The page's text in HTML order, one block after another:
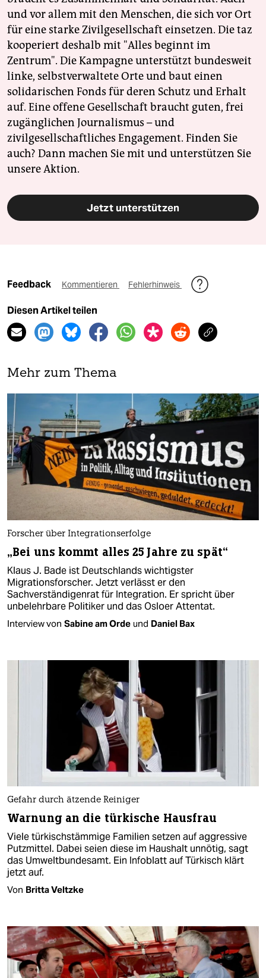
und vor allem mit den Menschen, die sich vor Ort
für eine starke Zivilgesellschaft einsetzen. Die taz
kooperiert deshalb mit "Alles beginnt im
Zentrum". Die Kampagne unterstützt bundesweit
linke, selbstverwaltete Orte und baut einen
solidarischen Fonds für deren Schutz und Erhalt
auf. Eine offene Gesellschaft braucht guten, frei
zugänglichen Journalismus – und
zivilgesellschaftliches Engagement. Finden Sie
auch? Dann machen Sie mit und unterstützen Sie
unsere Aktion.
Jetzt unterstützen
Feedback Kommentieren Fehlerhinweis
Diesen Artikel teilen
Mehr zum Thema
Forscher über Integrationserfolge
„Bei uns kommt alles 25 Jahre zu spät“
Klaus J. Bade ist Deutschlands wichtigster
Migrationsforscher. Jetzt verlässt er den
Sachverständigenrat für Integration. Er spricht über
unbelehrbare Politiker und das Osloer Attentat.
Interview von Sabine am Orde und Daniel Bax
Gefahr durch ätzende Reiniger
Warnung an die türkische Hausfrau
Viele türkischstämmige Familien setzen auf aggressive
Putzmittel. Dabei seien diese im Haushalt unnötig, sagt
das Umweltbundesamt. Ein Infoblatt auf Türkisch klärt
jetzt auf.
Von Britta Veltzke